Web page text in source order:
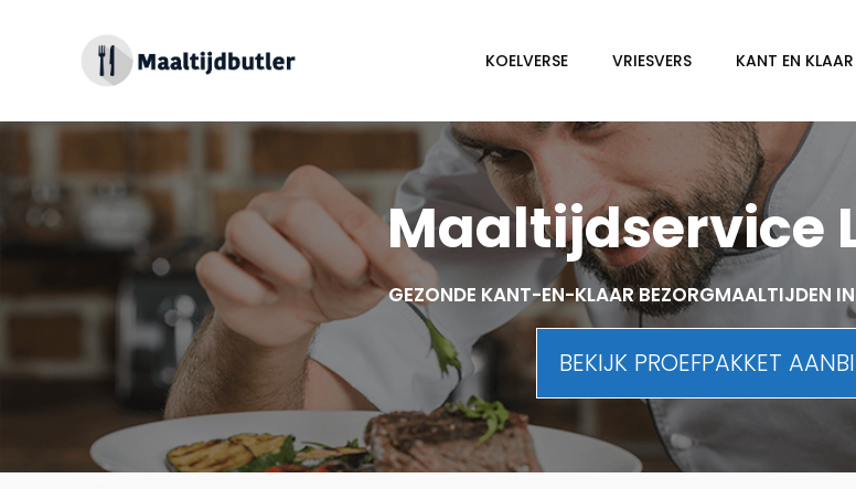
KOELVERSE VRIESVERS KANT EN
Maaltijdservice
GEZONDE KANT-EN-KLAAR BEZORGMAALTIJDEN
BEKIJK PROEFPAKKET